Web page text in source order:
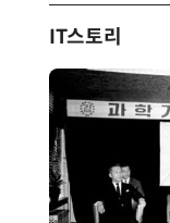
IT스토리